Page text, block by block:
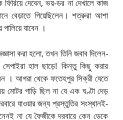
দেবেন, ভয়-ডর না দেখালে কাজ
বেড়াতে গিয়েছিলেন। শত্রুরা আশা
যাবেন ।
করা হলো, তখন তিনি জবাব দিলেন-
সেপাইরা হাল ছাড়ে! কিন্তু কিছু করার
। আগরা থেকে ফতেহপুর সিক্রী যেতে
গাড়ি ছিল না যে এক ঘণ্টা দেড়
যাওয়ার জন্য প্রস্তুতির সংস্থানই-
না যে ফৈজীকে দরবারে কেন ডেকে